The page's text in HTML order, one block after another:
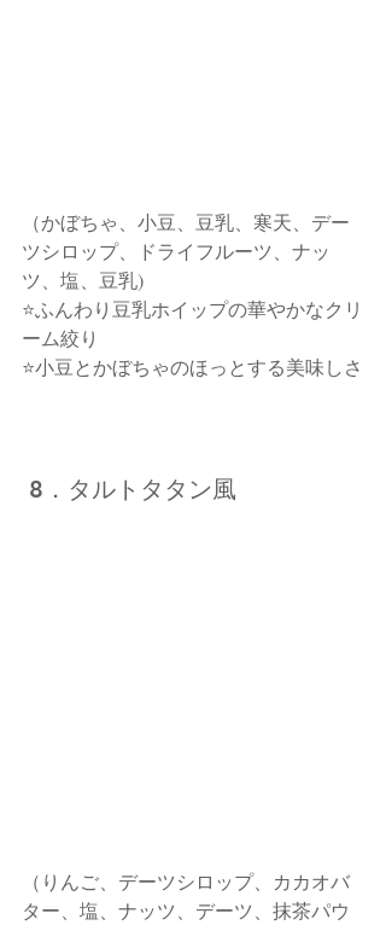
（かぼちゃ、小豆、豆乳、寒天、デー
ツシロップ、ドライフルーツ、ナッ
ツ、塩、豆乳)
⭐ふんわり豆乳ホイップの華やかなクリ
ーム絞り
⭐小豆とかぼちゃのほっとする美味しさ
8 ．タルトタタン風
（りんご、デーツシロップ、カカオバ
ター、塩、ナッツ、デーツ、抹茶パウ